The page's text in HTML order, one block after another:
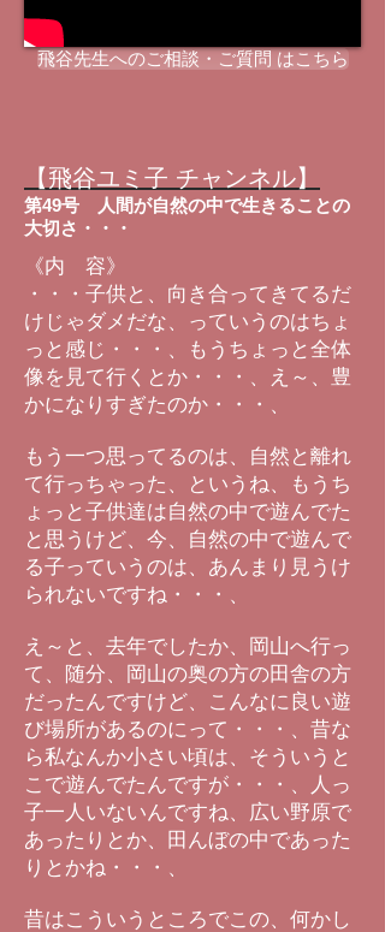
飛谷先生へのご相談・ご質問 はこちら
【飛谷ユミ子 チャンネル】
第49号 人間が自然の中で生きることの
大切さ・・・
《内 容》
・・・子供と、向き合ってきてるだ
けじゃダメだな、っていうのはちょ
っと感じ・・・、もうちょっと全体
像を見て行くとか・・・、え～、豊
かになりすぎたのか・・・、
もう一つ思ってるのは、自然と離れ
て行っちゃった、というね、もうち
ょっと子供達は自然の中で遊んでた
と思うけど、今、自然の中で遊んで
る子っていうのは、あんまり見うけ
られないですね・・・、
え～と、去年でしたか、岡山へ行っ
て、随分、岡山の奥の方の田舎の方
だったんですけど、こんなに良い遊
び場所があるのにって・・・、昔な
ら私なんか小さい頃は、そういうと
こで遊んでたんですが・・・、人っ
子一人いないんですね、広い野原で
あったりとか、田んぼの中であった
りとかね・・・、
昔はこういうところでこの、何かし